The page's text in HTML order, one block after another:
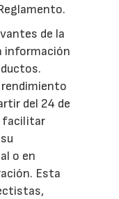
de la
información
rendimiento
del 24 de
facilitar
o en
Esta